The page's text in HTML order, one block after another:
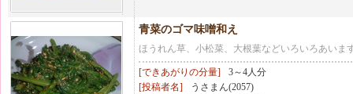
青菜のゴマ味噌和え
ほうれん草、小松菜、大根葉などいろいろあいま
[できあがりの分量]
3～4人分
[投稿者名]
うさまん(2057)